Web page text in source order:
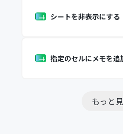
シートを非表示にする
指定のセルにメモを追
もっと